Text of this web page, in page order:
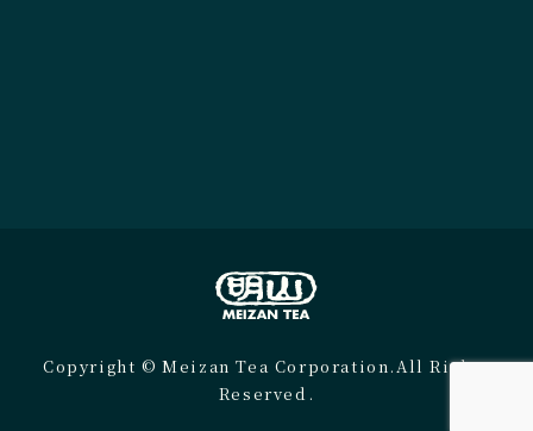
Copyright © Meizan Tea Corporation.All Rights
Reserved.